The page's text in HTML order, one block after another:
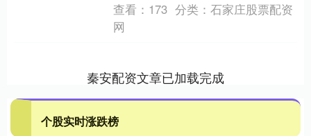
查看： 173 分类： 石家庄股票配资
网
秦安配资文章已加载完成
个股实时涨跌榜